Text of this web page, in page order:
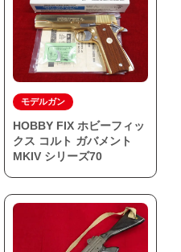
モデルガン
HOBBY FIX ホビーフィッ
クス コルト ガバメント
MKIV シリーズ70